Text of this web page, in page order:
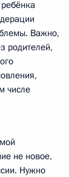
Важно,
родителей,
числе
не новое,
Нужно